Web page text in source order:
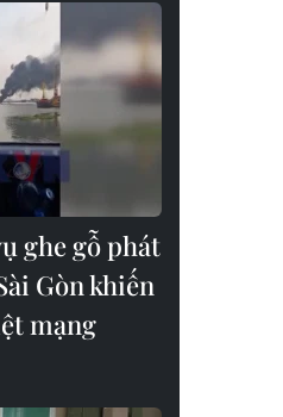
ghe gỗ phát
Gòn khiến
mạng